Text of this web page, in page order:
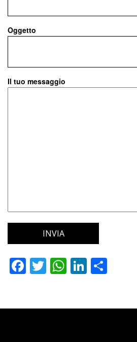
Oggetto
Il tuo messaggio
Facebook
TwitterWhatsApp
LinkedIn